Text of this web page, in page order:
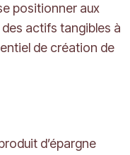
positionner aux
actifs tangibles à
de création de
d’épargne